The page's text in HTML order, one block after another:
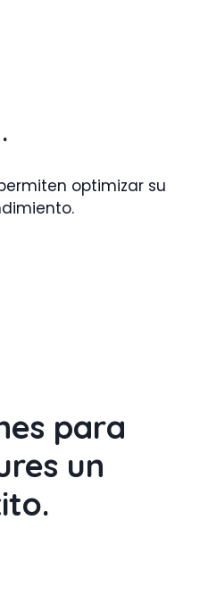
optimizar su
para
un
.